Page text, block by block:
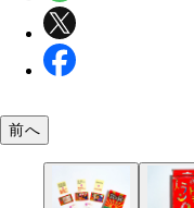
前へ